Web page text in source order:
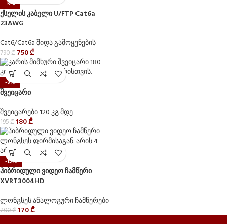
-5%
ქსელის კაბელი U/FTP Cat6a
23AWG
Cat6/Cat6a შიდა გამოყენების
790₾ 750₾
-8%
შვეიცარი
შვეიცარები 120 კგ მდე
195₾ 180₾
-15%
ჰიბრიდული ვიდეო ჩამწერი
XVRT3004HD
ლონგსეს ანალოგური ჩამწერები
200₾ 170₾